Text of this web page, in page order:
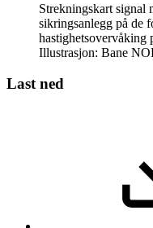
Strekningskart signal
sikringsanlegg på de
hastighetsovervåking
Illustrasjon: Bane
Last ned